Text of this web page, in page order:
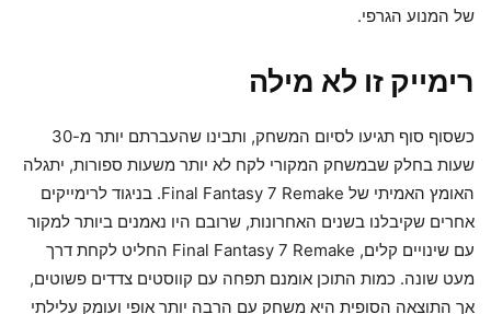
של המנוע הגרפי.
רימייק זו לא מילה
כשסוף סוף תגיעו לסיום המשחק, ותבינו שהעברתם יותר מ-30
שעות בחלק שבמשחק המקורי לקח לא יותר משעות ספורות, יתגלה
האומץ האמיתי של Final Fantasy 7 Remake. בניגוד לרימייקים
אחרים שקיבלנו בשנים האחרונות, שרובם היו נאמנים ביותר למקור
עם שינויים קלים, Final Fantasy 7 Remake החליט לקחת דרך
מעט שונה. כמות התוכן אומנם תפחה עם קווסטים צדדים פשוטים,
אך התוצאה הסופית היא משחק עם הרבה יותר אופי ועומק עלילתי